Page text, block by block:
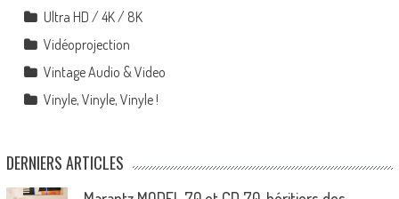
Ultra HD / 4K / 8K
Vidéoprojection
Vintage Audio & Video
Vinyle, Vinyle, Vinyle !
DERNIERS ARTICLES